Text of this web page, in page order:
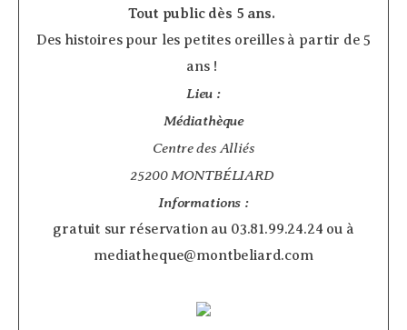
Tout public dès 5 ans.
Des histoires pour les petites oreilles à partir de 5
ans !
Lieu :
Médiathèque
Centre des Alliés
25200 MONTBÉLIARD
Informations :
gratuit sur réservation au 03.81.99.24.24 ou à
mediatheque@montbeliard.com